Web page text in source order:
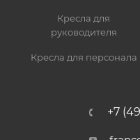
Кресла для
руководителя
Кресла для персонала
+7